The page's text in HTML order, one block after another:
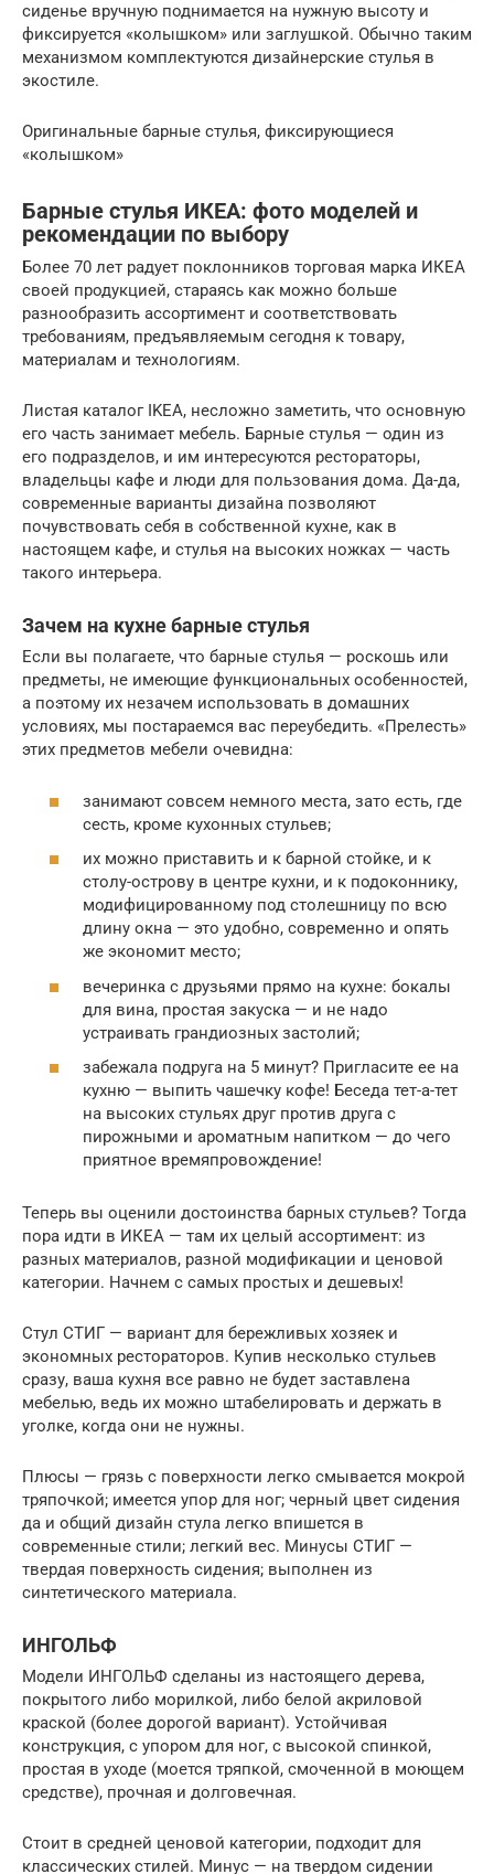
сиденье вручную поднимается на нужную высоту и
фиксируется «колышком» или заглушкой. Обычно таким
механизмом комплектуются дизайнерские стулья в
экостиле.
Оригинальные барные стулья, фиксирующиеся
«колышком»
Барные стулья ИКЕА: фото моделей и
рекомендации по выбору
Более 70 лет радует поклонников торговая марка ИКЕА
своей продукцией, стараясь как можно больше
разнообразить ассортимент и соответствовать
требованиям, предъявляемым сегодня к товару,
материалам и технологиям.
Листая каталог IKEA, несложно заметить, что основную
его часть занимает мебель. Барные стулья — один из
его подразделов, и им интересуются рестораторы,
владельцы кафе и люди для пользования дома. Да-да,
современные варианты дизайна позволяют
почувствовать себя в собственной кухне, как в
настоящем кафе, и стулья на высоких ножках — часть
такого интерьера.
Зачем на кухне барные стулья
Если вы полагаете, что барные стулья — роскошь или
предметы, не имеющие функциональных особенностей,
а поэтому их незачем использовать в домашних
условиях, мы постараемся вас переубедить. «Прелесть»
этих предметов мебели очевидна:
занимают совсем немного места, зато есть, где
сесть, кроме кухонных стульев;
их можно приставить и к барной стойке, и к
столу-острову в центре кухни, и к подоконнику,
модифицированному под столешницу по всю
длину окна — это удобно, современно и опять
же экономит место;
вечеринка с друзьями прямо на кухне: бокалы
для вина, простая закуска — и не надо
устраивать грандиозных застолий;
забежала подруга на 5 минут? Пригласите ее на
кухню — выпить чашечку кофе! Беседа тет-а-тет
на высоких стульях друг против друга с
пирожными и ароматным напитком — до чего
приятное времяпровождение!
Теперь вы оценили достоинства барных стульев? Тогда
пора идти в ИКЕА — там их целый ассортимент: из
разных материалов, разной модификации и ценовой
категории. Начнем с самых простых и дешевых!
Стул СТИГ — вариант для бережливых хозяек и
экономных рестораторов. Купив несколько стульев
сразу, ваша кухня все равно не будет заставлена
мебелью, ведь их можно штабелировать и держать в
уголке, когда они не нужны.
Плюсы — грязь с поверхности легко смывается мокрой
тряпочкой; имеется упор для ног; черный цвет сидения
да и общий дизайн стула легко впишется в
современные стили; легкий вес. Минусы СТИГ —
твердая поверхность сидения; выполнен из
синтетического материала.
ИНГОЛЬФ
Модели ИНГОЛЬФ сделаны из настоящего дерева,
покрытого либо морилкой, либо белой акриловой
краской (более дорогой вариант). Устойчивая
конструкция, с упором для ног, с высокой спинкой,
простая в уходе (моется тряпкой, смоченной в моющем
средстве), прочная и долговечная.
Стоит в средней ценовой категории, подходит для
классических стилей. Минус — на твердом сидении